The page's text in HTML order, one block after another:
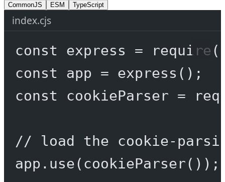
CommonJS ESM TypeScript
index.cjs
const express = require (
const
app = express ();
const
cookieParser =
// load the cookie-
app. use( cookieParser());